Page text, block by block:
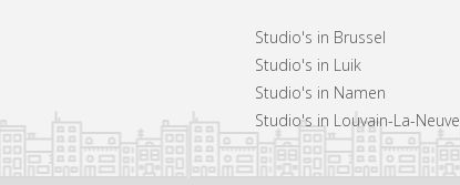
Studio's in Brussel
Studio's in Luik
Studio's in Namen
Studio's in Louvain-La-Neuve